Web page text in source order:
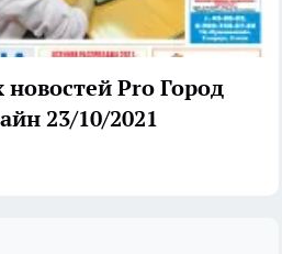
новостей Pro Город
23/10/2021